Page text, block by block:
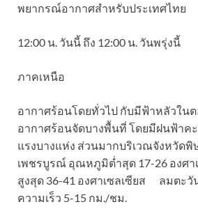
พยากรณ์อากาศสำหรับประเทศไทย
12:00 น. วันนี้ ถึง 12:00 น. วันพรุ่งนี้
ภาคเหนือ
อากาศร้อนโดยทั่วไป กับมีฟ้าหลัวใน
อากาศร้อนจัดบางพื้นที่ โดยมีฝนฟ้าค
แรงบางแห่ง ส่วนมากบริเวณจังหวัด
เพชรบูรณ์ อุณหภูมิต่ำสุด 17-26 องศ
สูงสุด 36-41 องศาเซลเซียส ลมตะวั
ความเร็ว 5-15 กม./ชม.